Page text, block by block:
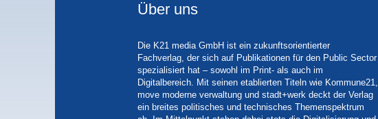
Über uns
Die K21 media GmbH ist ein zukunftsorientierter
Fachverlag, der sich auf Publikationen für den Public Sector
spezialisiert hat – sowohl im Print- als auch im
Digitalbereich. Mit seinen etablierten Titeln wie Kommune21,
move moderne verwaltung und stadt+werk deckt der Verlag
ein breites politisches und technisches Themenspektrum